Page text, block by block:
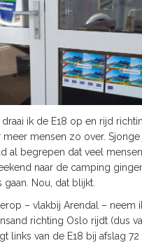
draai ik de E18 op en rijd
meer mensen zo over.
al begrepen dat veel
naar de camping
gaan. Nou, dat blijkt.
– vlakbij Arendal – neem
richting Oslo rijdt (dus
links van de E18 bij afslag 72